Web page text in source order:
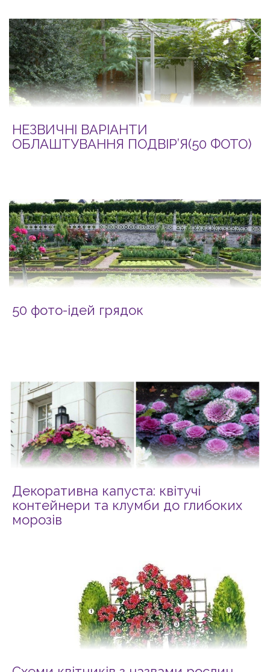
НЕЗВИЧНІ ВАРІАНТИ
ОБЛАШТУВАННЯ ПОДВІР’Я(50 ФОТО)
50 фото-ідей грядок
Декоративна капуста: квітучі
контейнери та клумби до глибоких
морозів